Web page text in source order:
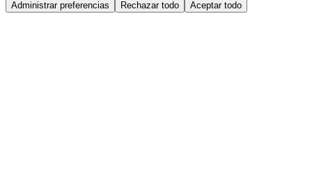
Administrar preferencias Rechazar todo Aceptar todo